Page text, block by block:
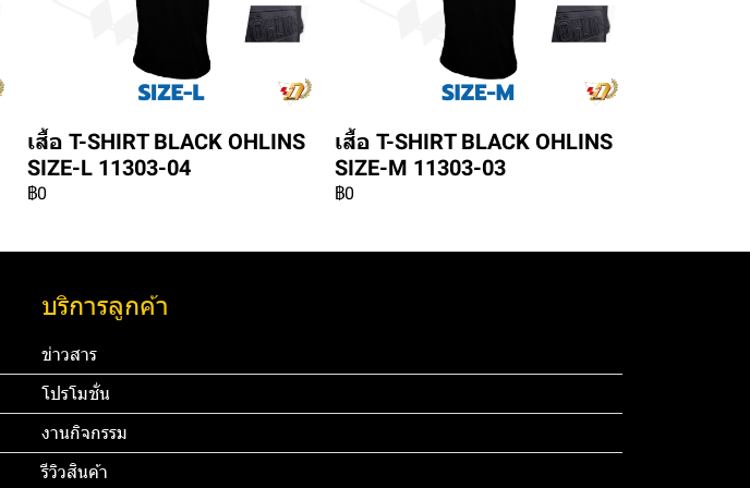
เสื้อ T-SHIRT BLACK OHLINS
SIZE-L 11303-04
฿0
เสื้อ T-SHIRT BLACK OHLINS
SIZE-M 11303-03
฿0
บริการลูกค้า
ข่าวสาร
โปรโมชั่น
งานกิจกรรม
รีวิวสินค้า